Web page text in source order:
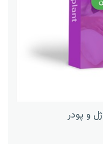
و پودر